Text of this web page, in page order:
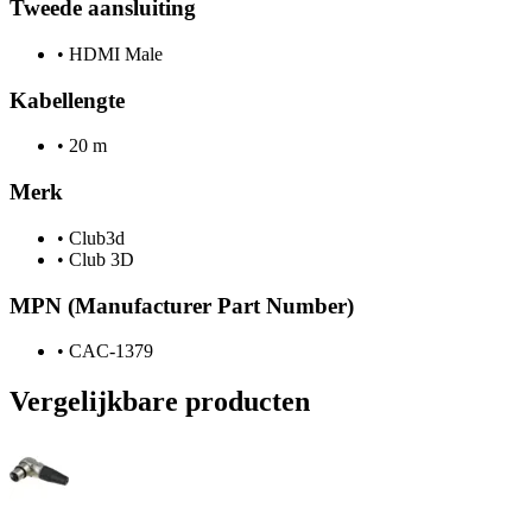
Tweede aansluiting
• HDMI Male
Kabellengte
• 20 m
Merk
• Club3d
• Club 3D
MPN (Manufacturer Part Number)
• CAC-1379
Vergelijkbare producten